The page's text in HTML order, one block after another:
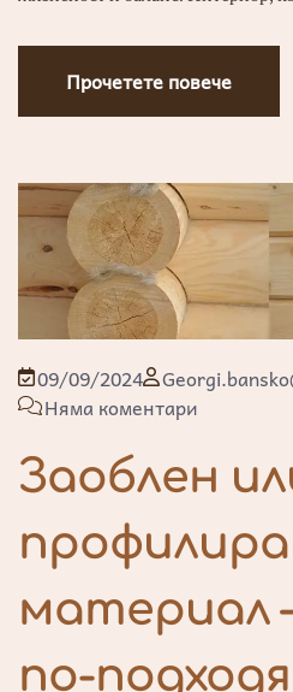
Прочетете повече
09/09/2024
Няма коментари
Заоблен
материал
по-